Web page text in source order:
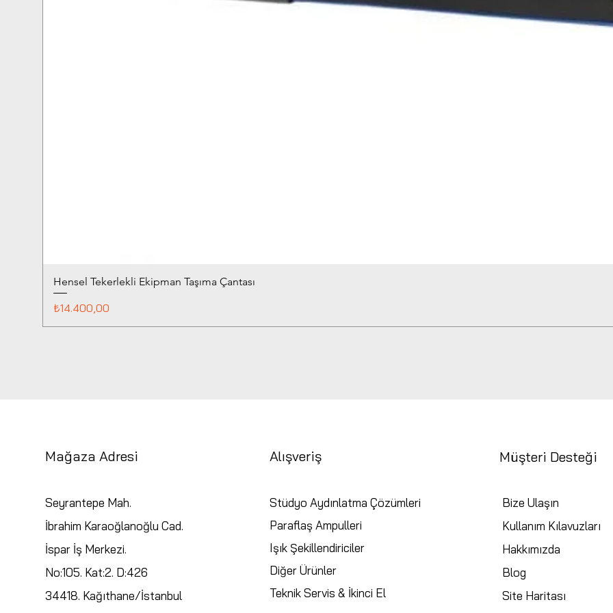
Hensel Tekerlekli Ekipman Taşıma Çantası
Fiyat
₺14.400,00
Mağaza Adresi
Seyrantepe Mah.
İbrahim Karaoğlanoğlu Cad.
İspar İş Merkezi.
No:105. Kat:2. D:426
34418. Kağıthane/İstanbul
Alışveriş
Stüdyo Aydınlatma Çözümleri
Paraflaş Ampulleri
Işık Şekillendiriciler
Diğer Ürünler
Teknik Servis & İkinci El
Müşteri Desteği
Bize Ulaşın
Kullanım Kılavuzları
Hakkımızda
Blog
Site Haritası